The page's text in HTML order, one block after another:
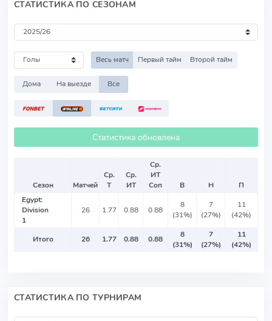
СТАТИСТИКА ПО СЕЗОНАМ
Весь матч Первый тайм Второй тайм
Дома На выезде Все
Статистика обновлена
Сезон Матчей
Ср.
Т
Ср.
ИТ
Ср.
ИТ
Соп
В Н
П
Egypt:
Division
1
26 1.77 0.88 0.88
8
(31%)
7
(27%)
11
(42%)
Итого 26 1.77 0.88 0.88
8
(31%)
7
(27%)
11
(42%)
СТАТИСТИКА ПО ТУРНИРАМ